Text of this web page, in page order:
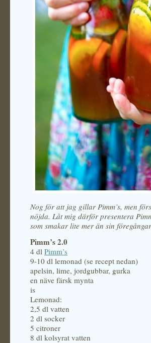
Nog för att jag gillar Pimm’s, men
nöjda. Låt mig därför presentera
som smakar lite mer än sin
Pimm’s 2.0
4 dl Pimm’s
9-10 dl lemonad (se recept nedan)
apelsin, lime, jordgubbar, gurka
en näve färsk mynta
is
Lemonad:
2,5 dl vatten
2 dl socker
5 citroner
8 dl kolsyrat vatten